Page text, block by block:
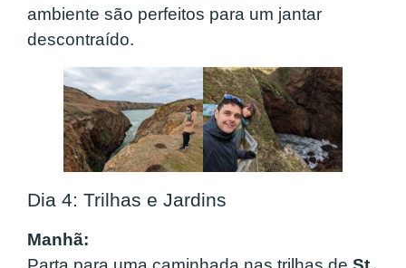
ambiente são perfeitos para um jantar
descontraído.
Dia 4: Trilhas e Jardins
Manhã: